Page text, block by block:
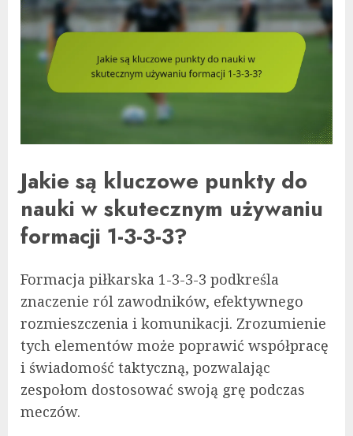
Jakie są kluczowe punkty do
nauki w skutecznym używaniu
formacji 1-3-3-3?
Formacja piłkarska 1-3-3-3 podkreśla
znaczenie ról zawodników, efektywnego
rozmieszczenia i komunikacji. Zrozumienie
tych elementów może poprawić współpracę
i świadomość taktyczną, pozwalając
zespołom dostosować swoją grę podczas
meczów.